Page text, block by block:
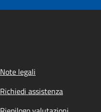
Note legali
Richiedi assistenza